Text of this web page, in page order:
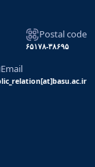
Postal code
۶۵۱۷۸-۳۸۶۹۵
Email